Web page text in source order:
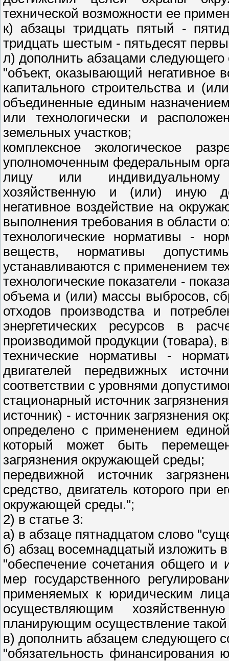
технической возможности ее
к) абзацы тридцать пятый -
тридцать шестым - пятьдесят
л) дополнить абзацами следующего
"объект, оказывающий негативное
капитального строительства и
объединенные единым
или технологически и
земельных участков;
комплексное экологическое
уполномоченным федеральным
лицу или индивидуальному
хозяйственную и (или) иную
негативное воздействие на
выполнения требования в области
технологические нормативы -
веществ, нормативы
устанавливаются с применением
технологические показатели -
объема и (или) массы выбросов,
отходов производства и
энергетических ресурсов в
производимой продукции (товара),
технические нормативы -
двигателей передвижных
соответствии с уровнями
стационарный источник
источник) - источник загрязнения
определено с применением
который может быть
загрязнения окружающей среды;
передвижной источник
средство, двигатель которого при
окружающей среды.";
2) в статье 3:
а) в абзаце пятнадцатом слово
б) абзац восемнадцатый изложить
"обеспечение сочетания общего и
мер государственного
применяемых к юридическим
осуществляющим
планирующим осуществление такой
в) дополнить абзацем следующего
"обязательность